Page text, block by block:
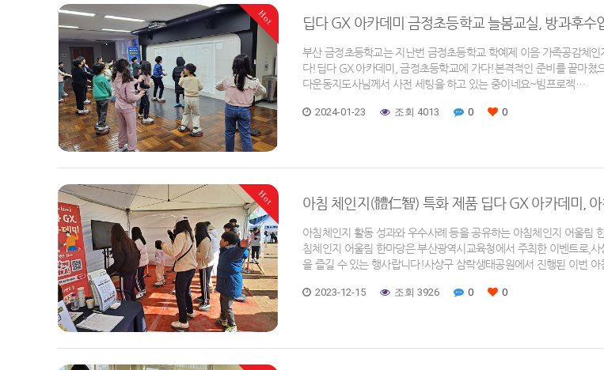
Hot 딥다 GX 아카데미 금정초등학교 늘봄교실, 방과후수
부산 금정초등학교는 지난번 금정초등학교 학예제 이음 가족공감체
다!딥다 GX 아카데미, 금정초등학교에 가다!본격적인 준비를 끝마
다운동지도사님께서 사전 세팅을 하고 있는 중이네요~빔프로젝…
2024-01-23 조회 4013 0 0
Hot 아침 체인지(體仁智) 특화 제품 딥다 GX 아카데미,
아침체인지 활동 성과와 우수사례 등을 공유하는 아침체인지 어울림
침체인지 어울림 한마당은 부산광역시교육청에서 주최한 이벤트로,
을 즐길 수 있는 행사랍니다!사상구 삼락생태공원에서 진행된 이번
2023-12-15 조회 3926 0 0